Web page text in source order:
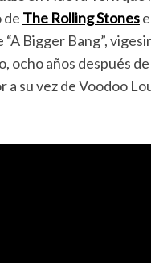
de The Rolling Stones
“A Bigger Bang”,
ocho años después
a su vez de Voodoo